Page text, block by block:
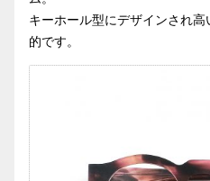
キーホール型にデザインされ
的です。